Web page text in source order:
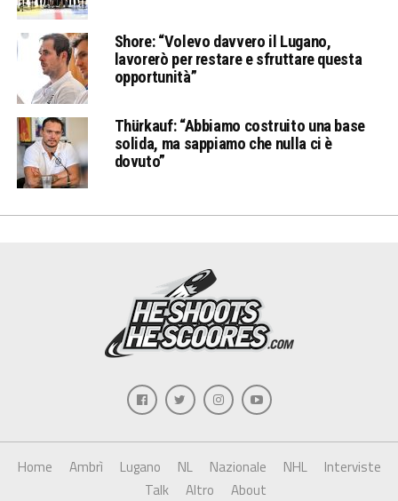
Shore: “Volevo davvero il Lugano,
lavorerò per restare e sfruttare questa
opportunità”
Thürkauf: “Abbiamo costruito una base
solida, ma sappiamo che nulla ci è
dovuto”
Home Ambrì Lugano NL Nazionale NHL
Interviste
Talk
Altro About